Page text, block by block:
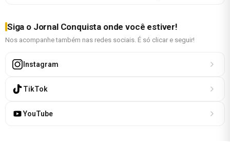
Siga o Jornal Conquista onde você estiver!
Nos acompanhe também nas redes sociais. É só clicar e seguir!
Instagram
TikTok
YouTube